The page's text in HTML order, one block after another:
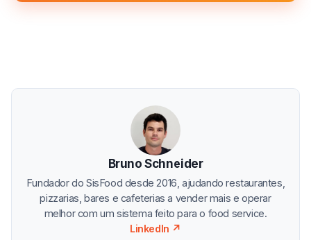
Bruno Schneider
Fundador do SisFood desde 2016, ajudando restaurantes,
pizzarias, bares e cafeterias a vender mais e operar
melhor com um sistema feito para o food service.
LinkedIn ↗